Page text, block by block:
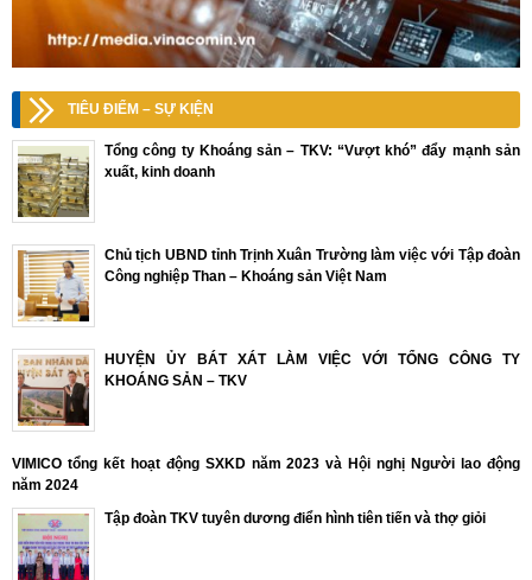
TIÊU ĐIỂM – SỰ KIỆN
Tổng công ty Khoáng sản – TKV: “Vượt khó” đẩy mạnh sản
xuất, kinh doanh
Chủ tịch UBND tỉnh Trịnh Xuân Trường làm việc với Tập đoàn
Công nghiệp Than – Khoáng sản Việt Nam
HUYỆN ỦY BÁT XÁT LÀM VIỆC VỚI TỔNG CÔNG TY
KHOÁNG SẢN – TKV
VIMICO tổng kết hoạt động SXKD năm 2023 và Hội nghị Người lao động
năm 2024
Tập đoàn TKV tuyên dương điển hình tiên tiến và thợ giỏi